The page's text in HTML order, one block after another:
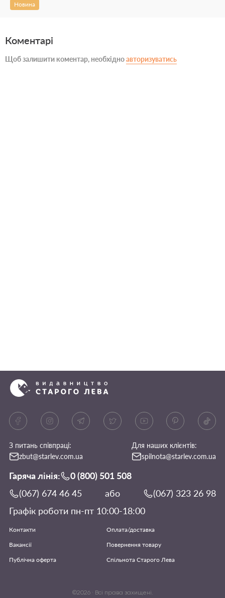
Новина
Коментарі
Щоб залишити коментар, необхідноавторизуватись
З питань співпраці:
zbut@starlev.com.ua
Для наших клієнтів:
spilnota@starlev.com.ua
Гаряча лінія:
0 (800) 501 508
(067) 674 46 45
або
(067) 323 26 98
Графік роботи пн-пт 10:00-18:00
Контакти
Оплата/доставка
Вакансії
Повернення товару
Публічна оферта
Спільнота Старого Лева
©2026· Всі права захищені.